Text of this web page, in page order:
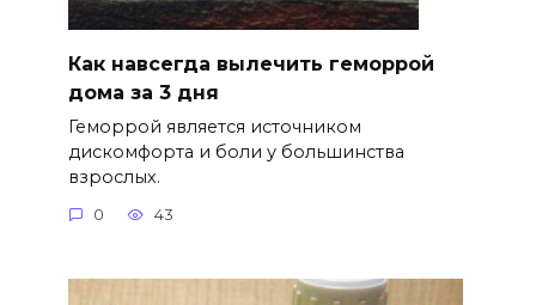
Как навсегда вылечить геморрой
дома за 3 дня
Геморрой является источником
дискомфорта и боли у большинства
взрослых.
0 43